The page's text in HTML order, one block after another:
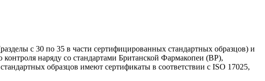
с 30 по 35 в части сертифицированных стандартных образцов) и
наряду со стандартами Британской Фармакопеи (BP),
образцов имеют сертификаты в соответствии с ISO 17025,